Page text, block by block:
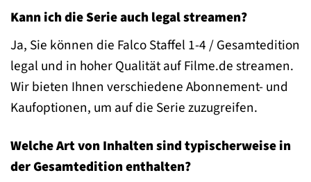
Kann ich die Serie auch legal streamen?
Ja, Sie können die Falco Staffel 1-4 / Gesamtedition
legal und in hoher Qualität auf Filme.de streamen.
Wir bieten Ihnen verschiedene Abonnement- und
Kaufoptionen, um auf die Serie zuzugreifen.
Welche Art von Inhalten sind typischerweise in
der Gesamtedition enthalten?